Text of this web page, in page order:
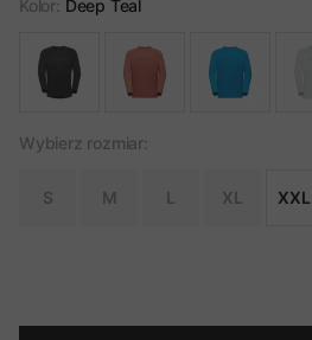
Kolor: Deep Teal
Wybierz rozmiar:
S M L XL XXL